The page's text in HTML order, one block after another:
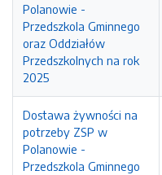
Polanowie -
Przedszkola Gminnego
oraz Oddziałów
Przedszkolnych na rok
2025
Dostawa żywności na
potrzeby ZSP w
Polanowie -
Przedszkola Gminnego